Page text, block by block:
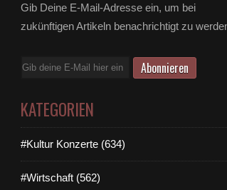
Gib Deine E-Mail-Adresse ein, um bei
zukünftigen Artikeln benachrichtigt zu
E-
KATEGORIEN
#Kultur Konzerte (634)
#Wirtschaft (562)